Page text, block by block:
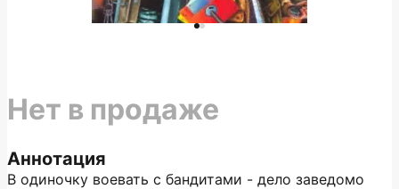
Аннотация
В одиночку воевать с бандитами - дело заведомо
Нет в продаже